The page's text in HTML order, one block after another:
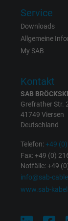
Zweck
Anbieter
Laufzeit
Zweck
Name
Service
Downloads
Allgemeine
My SAB
Kontakt
SAB
Grefrather Str.
41749 Viersen
Deutschland
Telefon:+49
Fax: +49 (0)
Notfälle: +49
info@sab-
www.sab-